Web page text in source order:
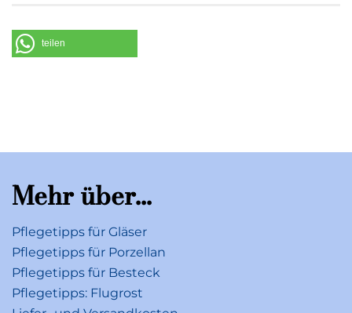
Telefon: +49 (0) 68 64 / 81 0
teilen
Mehr über...
Pflegetipps für Gläser
Pflegetipps für Porzellan
Pflegetipps für Besteck
Pflegetipps: Flugrost